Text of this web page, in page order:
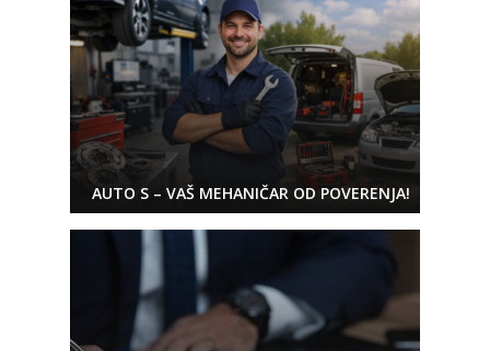
AUTO S – VAŠ MEHANIČAR OD POVERENJA!